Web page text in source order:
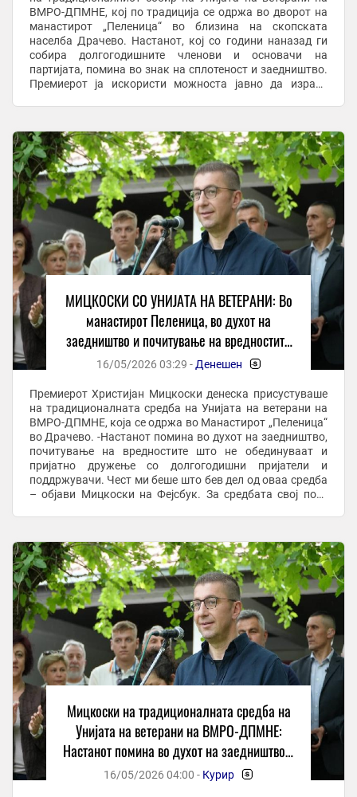
ВМРО-ДПМНЕ, кој по традиција се одржа во дворот на
манастирот „Пеленица“ во близина на скопската
населба Драчево. Настанот, кој со години наназад ги
собира долгогодишните членови и основачи на
партијата, помина во знак на сплотеност и заедништво.
Премиерот ја искористи можноста јавно да изрази
МИЦКОСКИ СО УНИЈАТА НА ВЕТЕРАНИ: Во
манастирот Пеленица, во духот на
заедништво и почитување на вредностите
што не обединуваат
16/05/2026 03:29 - Денешен -
Премиерот Христијан Мицкоски денеска присустуваше
на традиционалната средба на Унијата на ветерани на
ВМРО-ДПМНЕ, која се одржа во Манастирот „Пеленица“
во Драчево. -Настанот помина во духот на заедништво,
почитување на вредностите што не обединуваат и
пријатно дружење со долгогодишни пријатели и
поддржувачи. Чест ми беше што бев дел од оваа средба
– објави Мицкоски на Фејсбук. За средбата свој пост
Мицкоски на традиционалната средба на
Унијата на ветерани на ВМРО-ДПМНЕ:
Настанот помина во духот на заедништво и
почитување на вредностите што не
16/05/2026 04:00 - Курир -